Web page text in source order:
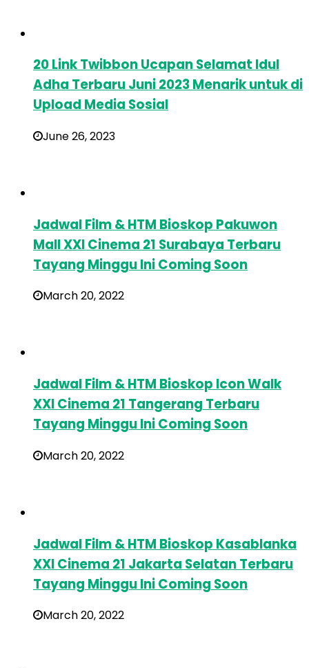
20 Link Twibbon Ucapan Selamat Idul
Adha Terbaru Juni 2023 Menarik untuk di
Upload Media Sosial
June 26, 2023
Jadwal Film & HTM Bioskop Pakuwon
Mall XXI Cinema 21 Surabaya Terbaru
Tayang Minggu Ini Coming Soon
March 20, 2022
Jadwal Film & HTM Bioskop Icon Walk
XXI Cinema 21 Tangerang Terbaru
Tayang Minggu Ini Coming Soon
March 20, 2022
Jadwal Film & HTM Bioskop Kasablanka
XXI Cinema 21 Jakarta Selatan Terbaru
Tayang Minggu Ini Coming Soon
March 20, 2022